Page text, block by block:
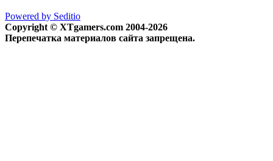
Powered by Seditio
Copyright © XTgamers.com 2004-2026
Перепечатка материалов сайта запрещена.